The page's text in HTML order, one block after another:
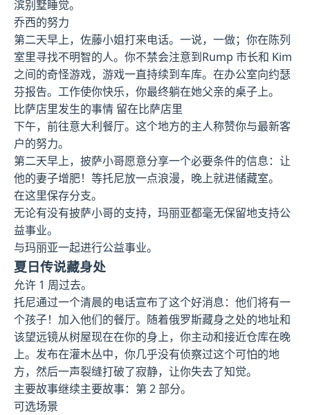
滨别墅睡觉。
乔西的努力
第二天早上，佐藤小姐打来电话。一说，一做；你在陈列
室里寻找不明智的人。你不禁会注意到Rump 市长和 Kim
之间的奇怪游戏，游戏一直持续到车库。在办公室向约瑟
芬报告。工作使你快乐，你最终躺在她父亲的桌子上。
比萨店里发生的事情 留在比萨店里
下午，前往意大利餐厅。这个地方的主人称赞你与最新客
户的努力。
第二天早上，披萨小哥愿意分享一个必要条件的信息：让
他的妻子增肥！等托尼放一点浪漫，晚上就进储藏室。
在这里保存分支。
无论有没有披萨小哥的支持，玛丽亚都毫无保留地支持公
益事业。
与玛丽亚一起进行公益事业。
夏日传说藏身处
允许 1 周过去。
托尼通过一个清晨的电话宣布了这个好消息：他们将有一
个孩子！加入他们的餐厅。随着俄罗斯藏身之处的地址和
该望远镜从树屋现在在你的身上，你主动和接近仓库在晚
上。发布在灌木丛中，你几乎没有侦察过这个可怕的地
方，然后一声裂缝打破了寂静，让你失去了知觉。
主要故事继续主要故事：第 2 部分。
可选场景